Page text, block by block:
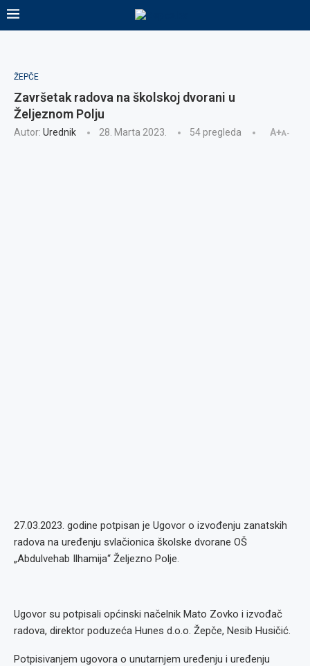
ŽEPČE
Završetak radova na školskoj dvorani u
Željeznom Polju
Autor: Urednik 28. Marta 2023. 54pregleda A+A-
27.03.2023. godine potpisan je Ugovor o izvođenju zanatskih
radova na uređenju svlačionica školske dvorane OŠ
„Abdulvehab Ilhamija“ Željezno Polje.
Ugovor su potpisali općinski načelnik Mato Zovko i izvođač
radova, direktor poduzeća Hunes d.o.o. Žepče, Nesib Husičić.
Potpisivanjem ugovora o unutarnjem uređenju i uređenju